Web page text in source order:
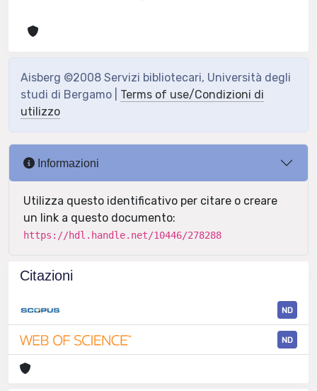
Aisberg ©2008 Servizi bibliotecari, Università degli
studi di Bergamo | Terms of use/Condizioni di
utilizzo
Informazioni
Utilizza questo identificativo per citare o creare
un link a questo documento:
https://hdl.handle.net/10446/278288
Citazioni
ND
ND